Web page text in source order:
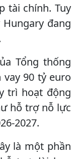
tài chính. Tuy
đang
Tổng thống
vay 90 tỷ euro
trì hoạt động
hỗ trợ nỗ lực
2027.
là một phần